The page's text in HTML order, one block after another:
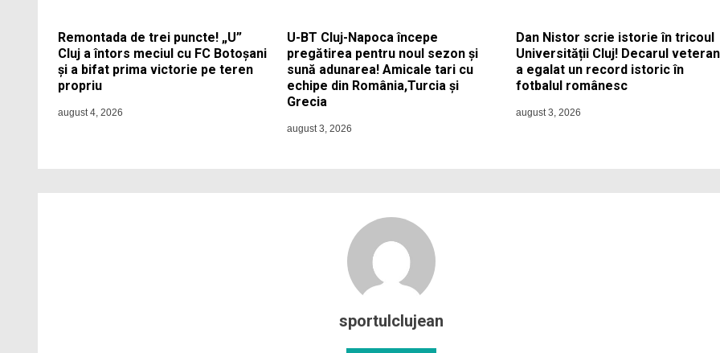
Remontada de trei puncte! „U”
Cluj a întors meciul cu FC Botoșani
și a bifat prima victorie pe teren
propriu
august 4, 2026
U-BT Cluj-Napoca începe
pregătirea pentru noul sezon și
sună adunarea! Amicale tari cu
echipe din România,Turcia și
Grecia
august 3, 2026
Dan Nistor scrie istorie în tricoul
Universității Cluj! Decarul veteran
a egalat un record istoric în
fotbalul românesc
august 3, 2026
sportulclujean